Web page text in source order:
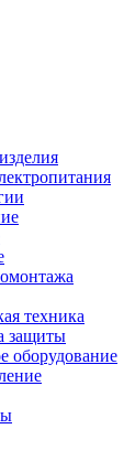
техника
защиты
оборудование